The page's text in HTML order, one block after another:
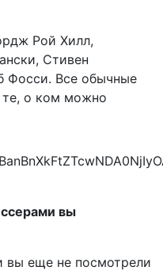
Рой Хилл,
Стивен
Фосси. Все обычные
о ком можно
вы
вы еще не посмотрели